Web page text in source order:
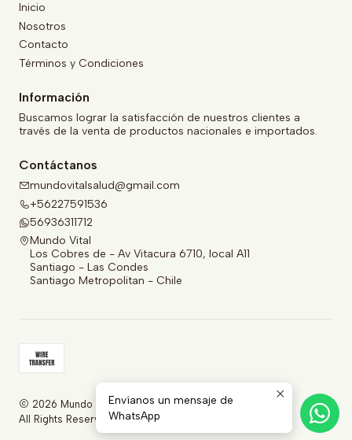
Inicio
Nosotros
Contacto
Términos y Condiciones
Información
Buscamos lograr la satisfacción de nuestros clientes a
través de la venta de productos nacionales e importados.
Contáctanos
mundovitalsalud@gmail.com
+56227591536
56936311712
Mundo Vital
Los Cobres de - Av Vitacura 6710, local A11
Santiago - Las Condes
Santiago Metropolitan - Chile
2026 Mundo Vital.
All Rights Reserved.Powered by Jumpseller
Envíanos un mensaje de
WhatsApp